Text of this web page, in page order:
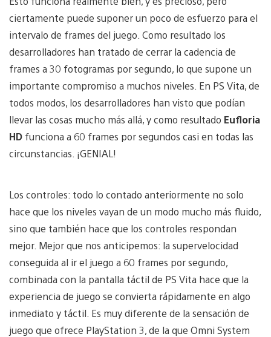
ciertamente puede suponer un poco de esfuerzo para el
intervalo de frames del juego. Como resultado los
desarrolladores han tratado de cerrar la cadencia de
frames a 30 fotogramas por segundo, lo que supone un
importante compromiso a muchos niveles. En PS Vita, de
todos modos, los desarrolladores han visto que podían
llevar las cosas mucho más allá, y como resultado Eufloria
HD funciona a 60 frames por segundos casi en todas las
circunstancias. ¡GENIAL!
Los controles: todo lo contado anteriormente no solo
hace que los niveles vayan de un modo mucho más fluido,
sino que también hace que los controles respondan
mejor. Mejor que nos anticipemos: la supervelocidad
conseguida al ir el juego a 60 frames por segundo,
combinada con la pantalla táctil de PS Vita hace que la
experiencia de juego se convierta rápidamente en algo
inmediato y táctil. Es muy diferente de la sensación de
juego que ofrece PlayStation 3, de la que Omni System